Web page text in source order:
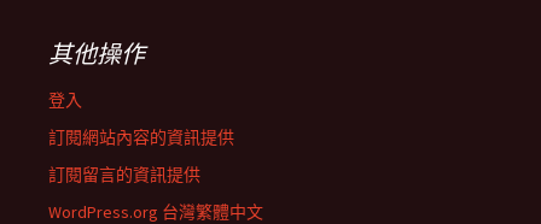
其他操作
登入
訂閱網站內容的資訊提供
訂閱留言的資訊提供
WordPress.org 台灣繁體中文